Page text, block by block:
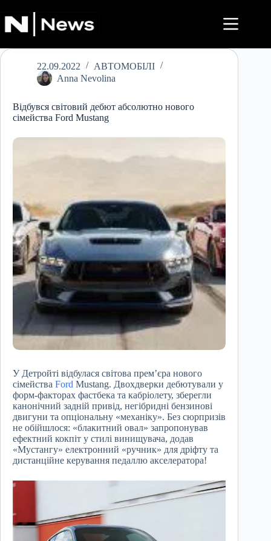
до
вмісту
22.09.2022
АВТОМОБІЛІ
Anna Nevolina
Відбувся світовий дебют абсолютно нового
сімейства Ford Mustang
У Детройті відбулася світова прем’єра нового
сімейства Ford Mustang. Двохдверки дебютували у
форм-факторах фастбека та кабріолету, зберегли
канонічний задній привід, негібридні бензинові
двигуни та опціональну «механіку». Без сюрпризів
не обійшлося: «блакитний овал» запропонував
ефектний кокпіт у стилі винищувача, додав
«Мустангу» електронний «ручник» для дріфту та
дистанційне керування педаллю акселератора!